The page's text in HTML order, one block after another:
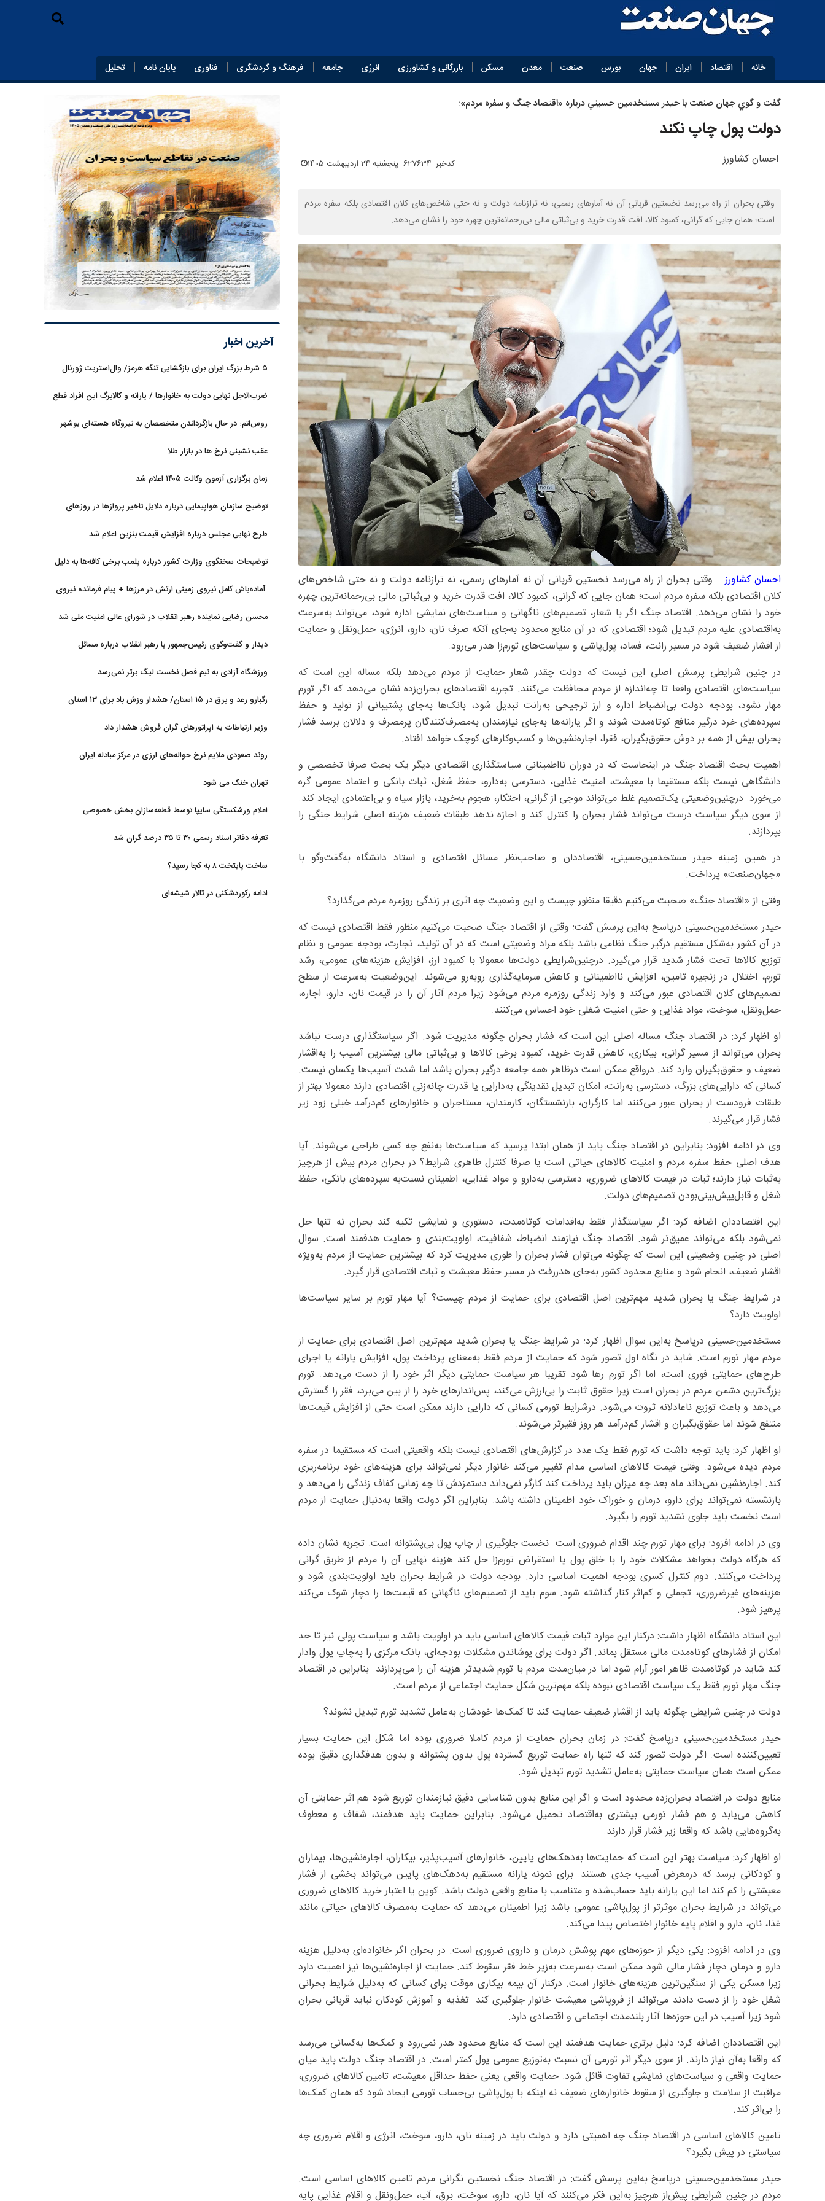
خانه اقتصاد ایران جهان بورس صنعت معدن مسکن بازرگانی و کشاورزی انرژی جامعه فرهنگ و گردشگری فناوری پایان‌ نامه تحلیل
گفت و گوي جهان صنعت با حيدر مستخدمين حسيني درباره «اقتصاد جنگ و سفره مردم»:
دولت پول چاپ نکند
احسان کشاورز کدخبر: 627634 پنجشنبه 24 اردیبهشت 1405
وقتی بحران از راه می‌رسد نخستین قربانی آن نه آمارهای رسمی، نه ترازنامه دولت و نه حتی شاخص‌های کلان اقتصادی بلکه سفره مردم
است؛ همان جایی که گرانی، کمبود کالا، افت قدرت خرید و بی‌ثباتی مالی بی‌رحمانه‌ترین چهره خود را نشان می‌دهد.
احسان کشاورز– وقتی بحران از راه می‌رسد نخستین قربانی آن نه آمارهای رسمی، نه ترازنامه دولت و نه حتی شاخص‌های
کلان اقتصادی بلکه سفره مردم است؛ همان جایی که گرانی، کمبود کالا، افت قدرت خرید و بی‌ثباتی مالی بی‌رحمانه‌ترین چهره
خود را نشان می‌دهد. اقتصاد جنگ اگر با شعار، تصمیم‌های ناگهانی و سیاست‌های نمایشی اداره شود، می‌تواند به‌سرعت
به‌اقتصادی علیه مردم تبدیل شود؛ اقتصادی که در آن منابع محدود به‌جای آنکه صرف نان، دارو، انرژی، حمل‌ونقل و حمایت
از اقشار ضعیف شود در مسیر رانت، فساد، پول‌پاشی و سیاست‌های تورم‌زا هدر می‌رود.
در چنین شرایطی پرسش اصلی این نیست که دولت چقدر شعار حمایت از مردم می‌دهد بلکه مساله این است که
سیاست‌های اقتصادی واقعا تا چه‌اندازه از مردم محافظت می‌کنند. تجربه اقتصادهای بحران‌زده نشان می‌دهد که اگر تورم
مهار نشود، بودجه دولت بی‌انضباط اداره و ارز ترجیحی به‌رانت تبدیل شود، بانک‌ها به‌جای پشتیبانی از تولید و حفظ
سپرده‌های خرد درگیر منافع کوتاه‌مدت شوند و اگر یارانه‌ها به‌جای نیازمندان به‌مصرف‌کنندگان پرمصرف و دلالان برسد فشار
بحران بیش از همه بر دوش حقوق‌بگیران، فقرا، اجاره‌نشین‌ها و کسب‌وکارهای کوچک خواهد افتاد.
اهمیت بحث اقتصاد جنگ در اینجاست که در دوران نااطمینانی سیاستگذاری اقتصادی دیگر یک بحث صرفا تخصصی و
دانشگاهی نیست بلکه مستقیما با معیشت، امنیت غذایی، دسترسی به‌دارو، حفظ شغل، ثبات بانکی و اعتماد عمومی گره
می‌خورد. درچنین‌وضعیتی یک‌تصمیم غلط می‌تواند موجی از گرانی، احتکار، هجوم به‌خرید، بازار سیاه و بی‌اعتمادی ایجاد کند.
از سوی دیگر سیاست درست می‌تواند فشار بحران را کنترل کند و اجازه ندهد طبقات ضعیف هزینه اصلی شرایط جنگی را
بپردازند.
در همین زمینه حیدر مستخدمین‌حسینی، اقتصاددان و صاحب‌نظر مسائل اقتصادی و استاد دانشگاه به‌گفت‌وگو با
«جهان‌صنعت» پرداخت.
وقتی از «اقتصاد جنگ» صحبت می‌کنیم دقیقا منظور چیست و این وضعیت چه اثری بر زندگی روزمره مردم می‌گذارد؟
حیدر مستخدمین‌حسینی درپاسخ به‌این پرسش گفت: وقتی از اقتصاد جنگ صحبت می‌کنیم منظور فقط اقتصادی نیست که
در آن کشور به‌شکل مستقیم درگیر جنگ نظامی باشد بلکه مراد وضعیتی است که در آن تولید، تجارت، بودجه عمومی و نظام
توزیع کالاها تحت فشار شدید قرار می‌گیرد. درچنین‌شرایطی دولت‌ها معمولا با کمبود ارز، افزایش هزینه‌های عمومی، رشد
تورم، اختلال در زنجیره تامین، افزایش نااطمینانی و کاهش سرمایه‌گذاری روبه‌رو می‌شوند. این‌وضعیت به‌سرعت از سطح
تصمیم‌های کلان اقتصادی عبور می‌کند و وارد زندگی روزمره مردم می‌شود زیرا مردم آثار آن را در قیمت نان، دارو، اجاره،
حمل‌ونقل، سوخت، مواد غذایی و حتی امنیت شغلی خود احساس می‌کنند.
او اظهار کرد: در اقتصاد جنگ مساله اصلی این است که فشار بحران چگونه مدیریت شود. اگر سیاستگذاری درست نباشد
بحران می‌تواند از مسیر گرانی، بیکاری، کاهش قدرت خرید، کمبود برخی کالاها و بی‌ثباتی مالی بیشترین آسیب را به‌اقشار
ضعیف و حقوق‌بگیران وارد کند. درواقع ممکن است درظاهر همه جامعه درگیر بحران باشد اما شدت آسیب‌ها یکسان نیست.
کسانی که دارایی‌های بزرگ، دسترسی به‌رانت، امکان تبدیل نقدینگی به‌دارایی یا قدرت چانه‌زنی اقتصادی دارند معمولا بهتر از
طبقات فرودست از بحران عبور می‌کنند اما کارگران، بازنشستگان، کارمندان، مستاجران و خانوارهای کم‌درآمد خیلی زود زیر
فشار قرار می‌گیرند.
وی در ادامه افزود: بنابراین در اقتصاد جنگ باید از همان ابتدا پرسید که سیاست‌ها به‌نفع چه کسی طراحی می‌شوند. آیا
هدف اصلی حفظ سفره مردم و امنیت کالاهای حیاتی است یا صرفا کنترل ظاهری شرایط؟ در بحران مردم بیش از هرچیز
به‌ثبات نیاز دارند؛ ثبات در قیمت کالاهای ضروری، دسترسی به‌دارو و مواد غذایی، اطمینان نسبت‌به سپرده‌های بانکی، حفظ
شغل و قابل‌پیش‌بینی‌بودن تصمیم‌های دولت.
این اقتصاددان اضافه کرد: اگر سیاستگذار فقط به‌اقدامات کوتاه‌مدت، دستوری و نمایشی تکیه کند بحران نه تنها حل
نمی‌شود بلکه می‌تواند عمیق‌تر شود. اقتصاد جنگ نیازمند انضباط، شفافیت، اولویت‌بندی و حمایت هدفمند است. سوال
اصلی در چنین وضعیتی این است که چگونه می‌توان فشار بحران را طوری مدیریت کرد که بیشترین حمایت از مردم به‌ویژه
اقشار ضعیف، انجام شود و منابع محدود کشور به‌جای هدررفت در مسیر حفظ معیشت و ثبات اقتصادی قرار گیرد.
در شرایط جنگ یا بحران شدید مهم‌ترین اصل اقتصادی برای حمایت از مردم چیست؟ آیا مهار تورم بر سایر سیاست‌ها
اولویت دارد؟
مستخدمین‌حسینی درپاسخ به‌این سوال اظهار کرد: در شرایط جنگ یا بحران شدید مهم‌ترین اصل اقتصادی برای حمایت از
مردم مهار تورم است. شاید در نگاه اول تصور شود که حمایت از مردم فقط به‌معنای پرداخت پول، افزایش یارانه یا اجرای
طرح‌های حمایتی فوری است، اما اگر تورم رها شود تقریبا هر سیاست حمایتی دیگر اثر خود را از دست می‌دهد. تورم
بزرگ‌ترین دشمن مردم در بحران است زیرا حقوق ثابت را بی‌ارزش می‌کند، پس‌اندازهای خرد را از بین می‌برد، فقر را گسترش
می‌دهد و باعث توزیع ناعادلانه ثروت می‌شود. درشرایط تورمی کسانی که دارایی دارند ممکن است حتی از افزایش قیمت‌ها
منتفع شوند اما حقوق‌بگیران و اقشار کم‌درآمد هر روز فقیرتر می‌شوند.
او اظهار کرد: باید توجه داشت که تورم فقط یک عدد در گزارش‌های اقتصادی نیست بلکه واقعیتی است که مستقیما در سفره
مردم دیده می‌شود. وقتی قیمت کالاهای اساسی مدام تغییر می‌کند خانوار دیگر نمی‌تواند برای هزینه‌های خود برنامه‌ریزی
کند. اجاره‌نشین نمی‌داند ماه بعد چه میزان باید پرداخت کند کارگر نمی‌داند دستمزدش تا چه زمانی کفاف زندگی را می‌دهد و
بازنشسته نمی‌تواند برای دارو، درمان و خوراک خود اطمینان داشته باشد. بنابراین اگر دولت واقعا به‌دنبال حمایت از مردم
است نخست باید جلوی تشدید تورم را بگیرد.
وی در ادامه افزود: برای مهار تورم چند اقدام ضروری است. نخست جلوگیری از چاپ پول بی‌پشتوانه است. تجربه نشان داده
که هرگاه دولت بخواهد مشکلات خود را با خلق پول یا استقراض تورم‌زا حل کند هزینه نهایی آن را مردم از طریق گرانی
پرداخت می‌کنند. دوم کنترل کسری بودجه اهمیت اساسی دارد. بودجه دولت در شرایط بحران باید اولویت‌بندی شود و
هزینه‌های غیرضروری، تجملی و کم‌اثر کنار گذاشته شود. سوم باید از تصمیم‌های ناگهانی که قیمت‌ها را دچار شوک می‌کند
پرهیز شود.
این استاد دانشگاه اظهار داشت: درکنار این موارد ثبات قیمت کالاهای اساسی باید در اولویت باشد و سیاست پولی نیز تا حد
امکان از فشارهای کوتاه‌مدت مالی مستقل بماند. اگر دولت برای پوشاندن مشکلات بودجه‌ای، بانک مرکزی را به‌چاپ پول وادار
کند شاید در کوتاه‌مدت ظاهر امور آرام شود اما در میان‌مدت مردم با تورم شدیدتر هزینه آن را می‌پردازند. بنابراین در اقتصاد
جنگ مهار تورم فقط یک سیاست اقتصادی نبوده بلکه مهم‌ترین شکل حمایت اجتماعی از مردم است.
دولت در چنین شرایطی چگونه باید از اقشار ضعیف حمایت کند تا کمک‌ها خودشان به‌عامل تشدید تورم تبدیل نشوند؟
حیدر مستخدمین‌حسینی درپاسخ گفت: در زمان بحران حمایت از مردم کاملا ضروری بوده اما شکل این حمایت بسیار
تعیین‌کننده است. اگر دولت تصور کند که تنها راه حمایت توزیع گسترده پول بدون پشتوانه و بدون هدفگذاری دقیق بوده
ممکن است همان سیاست حمایتی به‌عامل تشدید تورم تبدیل شود.
منابع دولت در اقتصاد بحران‌زده محدود است و اگر این منابع بدون شناسایی دقیق نیازمندان توزیع شود هم اثر حمایتی آن
کاهش می‌یابد و هم فشار تورمی بیشتری به‌اقتصاد تحمیل می‌شود. بنابراین حمایت باید هدفمند، شفاف و معطوف
به‌گروه‌هایی باشد که واقعا زیر فشار قرار دارند.
او اظهار کرد: سیاست بهتر این است که حمایت‌ها به‌دهک‌های پایین، خانوارهای آسیب‌پذیر، بیکاران، اجاره‌نشین‌ها، بیماران
و کودکانی برسد که درمعرض آسیب جدی هستند. برای نمونه یارانه مستقیم به‌دهک‌های پایین می‌تواند بخشی از فشار
معیشتی را کم کند اما این یارانه باید حساب‌شده و متناسب با منابع واقعی دولت باشد. کوپن یا اعتبار خرید کالاهای ضروری
می‌تواند در شرایط بحران موثرتر از پول‌پاشی عمومی باشد زیرا اطمینان می‌دهد که حمایت به‌مصرف کالاهای حیاتی مانند
غذا، نان، دارو و اقلام پایه خانوار اختصاص پیدا می‌کند.
وی در ادامه افزود: یکی دیگر از حوزه‌های مهم پوشش درمان و داروی ضروری است. در بحران اگر خانواده‌ای به‌دلیل هزینه
دارو و درمان دچار فشار مالی شود ممکن است به‌سرعت به‌زیر خط فقر سقوط کند. حمایت از اجاره‌نشین‌ها نیز اهمیت دارد
زیرا مسکن یکی از سنگین‌ترین هزینه‌های خانوار است. درکنار آن بیمه بیکاری موقت برای کسانی که به‌دلیل شرایط بحرانی
شغل خود را از دست دادند می‌تواند از فروپاشی معیشت خانوار جلوگیری کند. تغذیه و آموزش کودکان نباید قربانی بحران
شود زیرا آسیب در این حوزه‌ها آثار بلندمدت اجتماعی و اقتصادی دارد.
این اقتصاددان اضافه کرد: دلیل برتری حمایت هدفمند این است که منابع محدود هدر نمی‌رود و کمک‌ها به‌کسانی می‌رسد
که واقعا به‌آن نیاز دارند. از سوی دیگر اثر تورمی آن نسبت به‌توزیع عمومی پول کمتر است. در اقتصاد جنگ دولت باید میان
حمایت واقعی و سیاست‌های نمایشی تفاوت قائل شود. حمایت واقعی یعنی حفظ حداقل معیشت، تامین کالاهای ضروری،
مراقبت از سلامت و جلوگیری از سقوط خانوارهای ضعیف نه اینکه با پول‌پاشی بی‌حساب تورمی ایجاد شود که همان کمک‌ها
را بی‌اثر کند.
تامین کالاهای اساسی در اقتصاد جنگ چه اهمیتی دارد و دولت باید در زمینه نان، دارو، سوخت، انرژی و اقلام ضروری چه
سیاستی در پیش بگیرد؟
حیدر مستخدمین‌حسینی درپاسخ به‌این پرسش گفت: در اقتصاد جنگ نخستین نگرانی مردم تامین کالاهای اساسی است.
مردم در چنین شرایطی پیش‌از هرچیز به‌این فکر می‌کنند که آیا نان، دارو، سوخت، برق، آب، حمل‌ونقل و اقلام غذایی پایه
آخرین اخبار
۵ شرط بزرگ ایران برای بازگشایی تنگه هرمز/ وال‌استریت ژورنال
ضرب‌الاجل نهایی دولت به خانوارها / یارانه و کالابرگ این افراد قطع
روس‌اتم: در حال بازگرداندن متخصصان به نیروگاه هسته‌ای بوشهر
عقب نشینی نرخ ها در بازار طلا
زمان برگزاری آزمون وکالت ۱۴۰۵ اعلام شد
توضیح سازمان هواپیمایی درباره دلایل تاخیر پروازها در روزهای
طرح نهایی مجلس درباره افزایش قیمت بنزین اعلام شد
توضیحات سخنگوی وزارت کشور درباره پلمب برخی کافه‌ها به دلیل
آماده‌باش کامل نیروی زمینی ارتش در مرزها + پیام فرمانده نیروی
محسن رضایی نماینده رهبر انقلاب در شورای عالی امنیت ملی شد
دیدار و گفت‌وگوی رئیس‌جمهور با رهبر انقلاب درباره مسائل
ورزشگاه آزادی به نیم فصل نخست لیگ برتر نمی‌رسد
رگبارو رعد و برق در ۱۵ استان/ هشدار وزش باد برای ۱۳ استان‌
وزیر ارتباطات به اپراتورهای گران فروش هشدار داد
روند صعودی ملایم نرخ حواله‌های ارزی در مرکز مبادله ایران
تهران خنک می شود
اعلام ورشکستگی سایپا توسط قطعه‌سازان بخش خصوصی
تعرفه دفاتر اسناد رسمی ۳۰ تا ۳۵ درصد گران شد
ساخت پایتخت ۸ به کجا رسید؟
ادامه رکوردشکنی در تالار شیشه‌ای